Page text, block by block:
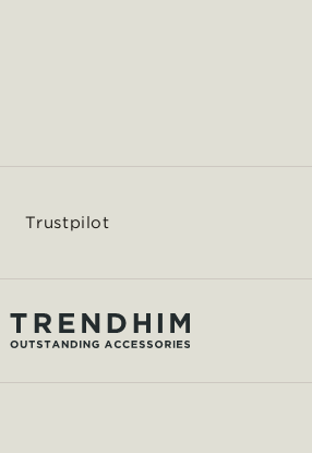
Trustpilot